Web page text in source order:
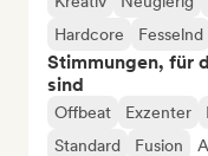
Hardcore
Fesselnd
Stimmungen, für
sind
Offbeat Exzenter
Standard
Fusion